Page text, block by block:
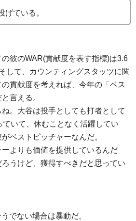
げている。
の彼のWAR(貢献度を表す指標)は3.6
して、カウンティングスタッツに関
貢献度を考えれば、今年の「ベス
言える。
。大谷は投手としても打者として
ていて、休むことなく活躍してい
ベストピッチャーなんだ。
よりも価値を提供しているんだ
うけど、獲得すべきだと思ってい
でない場合は暴動だ。